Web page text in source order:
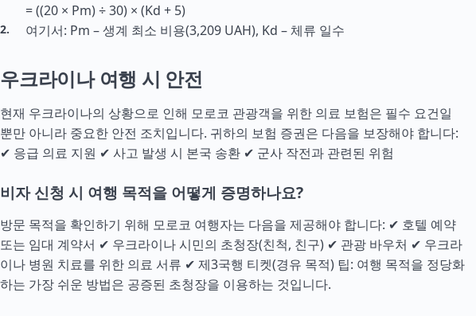
= ((20 × Pm) ÷ 30) × (Kd + 5)
여기서: Pm – 생계 최소 비용(3,209 UAH), Kd – 체류 일수
우크라이나 여행 시 안전
현재 우크라이나의 상황으로 인해 모로코 관광객을 위한 의료 보험은 필수 요건일
뿐만 아니라 중요한 안전 조치입니다. 귀하의 보험 증권은 다음을 보장해야 합니다:
✔ 응급 의료 지원 ✔ 사고 발생 시 본국 송환 ✔ 군사 작전과 관련된 위험
비자 신청 시 여행 목적을 어떻게 증명하나요?
방문 목적을 확인하기 위해 모로코 여행자는 다음을 제공해야 합니다: ✔ 호텔 예약
또는 임대 계약서 ✔ 우크라이나 시민의 초청장(친척, 친구) ✔ 관광 바우처 ✔ 우크라
이나 병원 치료를 위한 의료 서류 ✔ 제3국행 티켓(경유 목적) 팁: 여행 목적을 정당화
하는 가장 쉬운 방법은 공증된 초청장을 이용하는 것입니다.